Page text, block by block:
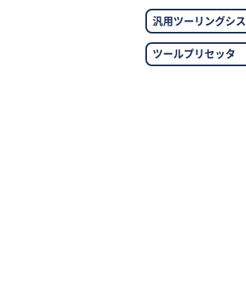
汎用ツーリングシ
ツールプリセッタ